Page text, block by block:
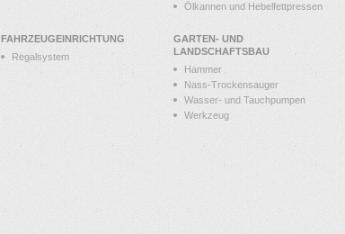
Ölkannen und Hebelfettpressen
FAHRZEUGEINRICHTUNG
Regalsystem
GARTEN- UND
LANDSCHAFTSBAU
Hammer
Nass-Trockensauger
Wasser- und Tauchpumpen
Werkzeug